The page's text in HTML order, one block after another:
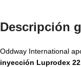
Descripción
Oddway International
inyección Luprodex